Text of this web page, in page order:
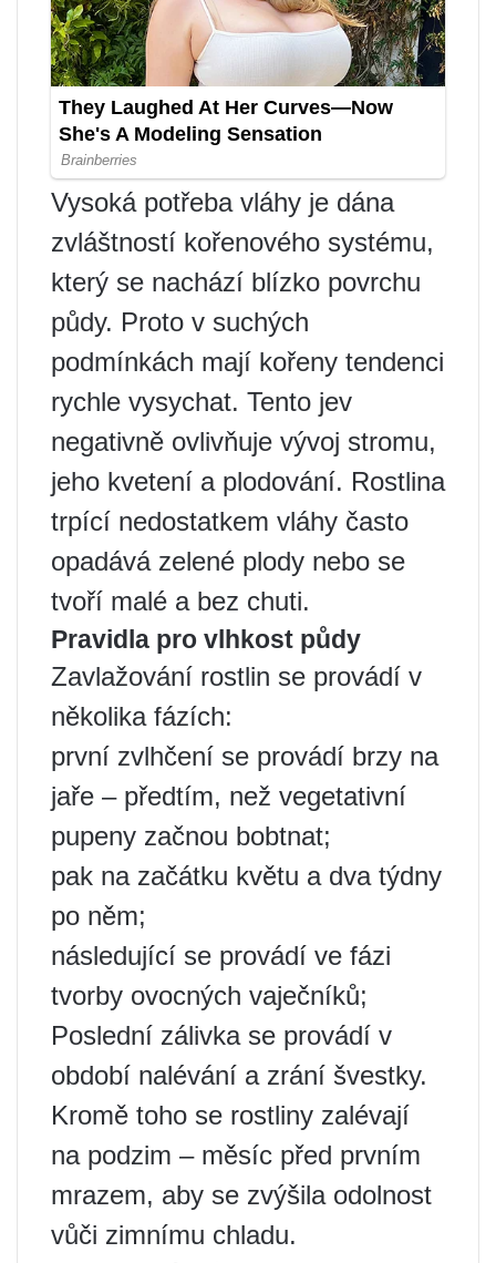
Vysoká potřeba vláhy je dána
zvláštností kořenového systému,
který se nachází blízko povrchu
půdy. Proto v suchých
podmínkách mají kořeny tendenci
rychle vysychat. Tento jev
negativně ovlivňuje vývoj stromu,
jeho kvetení a plodování. Rostlina
trpící nedostatkem vláhy často
opadává zelené plody nebo se
tvoří malé a bez chuti.
Pravidla pro vlhkost půdy
Zavlažování rostlin se provádí v
několika fázích:
první zvlhčení se provádí brzy na
jaře – předtím, než vegetativní
pupeny začnou bobtnat;
pak na začátku květu a dva týdny
po něm;
následující se provádí ve fázi
tvorby ovocných vaječníků;
Poslední zálivka se provádí v
období nalévání a zrání švestky.
Kromě toho se rostliny zalévají
na podzim – měsíc před prvním
mrazem, aby se zvýšila odolnost
vůči zimnímu chladu.